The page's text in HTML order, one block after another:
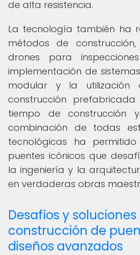
de alta resistencia.
La tecnología también ha
métodos de
drones para
implementación de
modular y la utilización
construcción
tiempo de construcción
combinación de todas
tecnológicas ha
puentes icónicos que
la ingeniería y la
en verdaderas obras
Desafíos y
construcción de
diseños avanzados